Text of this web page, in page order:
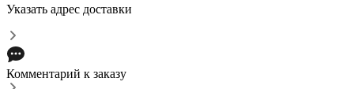
Указать адрес доставки
Комментарий к заказу